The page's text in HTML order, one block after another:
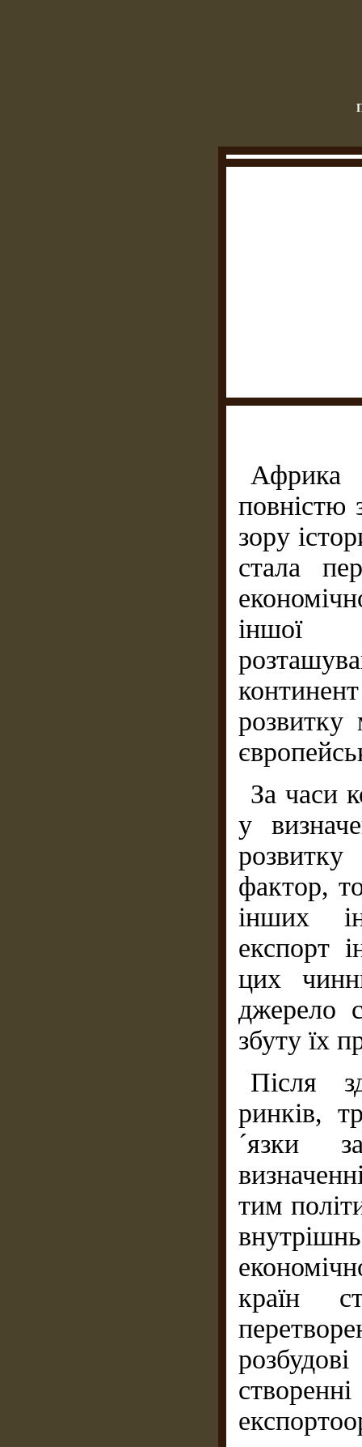
повністю
зору
стала
іншої
розвитку
За часи
у
фактор,
інших
експорт
цих
джерело
збуту їх
Після
ринків,
´язки
тим
країн